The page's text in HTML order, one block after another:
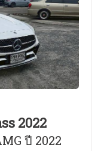
2022
ปี 2022